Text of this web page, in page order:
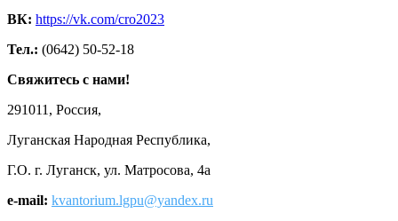
ВК: https://vk.com/cro2023
Тел.: (0642) 50-52-18
Свяжитесь с нами!
291011, Россия,
Луганская Народная Республика,
Г.О. г. Луганск, ул. Матросова, 4а
e-mail: kvantorium.lgpu@yandex.ru